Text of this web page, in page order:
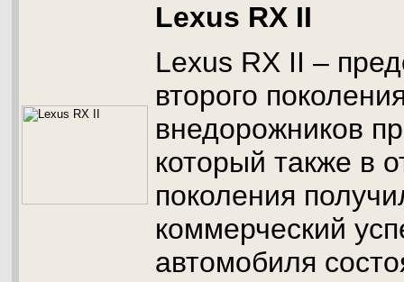
Lexus RX II
Lexus RX II –
второго
внедорожников
который также в
поколения
коммерческий
автомобиля